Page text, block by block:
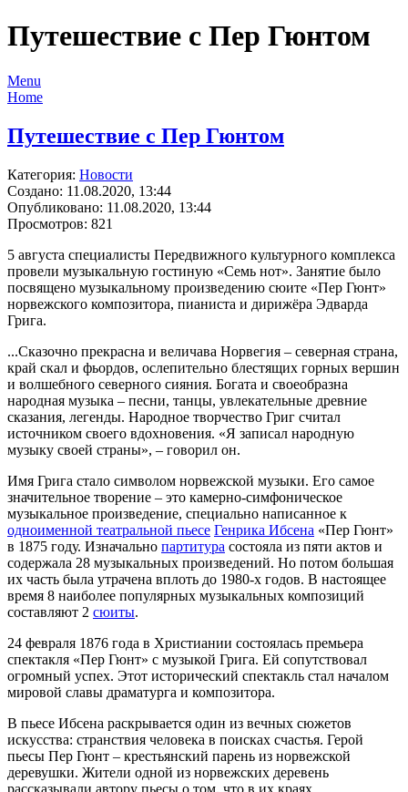
Путешествие с Пер Гюнтом
Menu
Home
Путешествие с Пер Гюнтом
Категория: Новости
Создано: 11.08.2020, 13:44
Опубликовано: 11.08.2020, 13:44
Просмотров: 821
5 августа специалисты Передвижного культурного комплекса
провели музыкальную гостиную «Семь нот». Занятие было
посвящено музыкальному произведению сюите «Пер Гюнт»
норвежского композитора, пианиста и дирижёра Эдварда
Грига.
...Сказочно прекрасна и величава Норвегия – северная страна,
край скал и фьордов, ослепительно блестящих горных вершин
и волшебного северного сияния. Богата и своеобразна
народная музыка – песни, танцы, увлекательные древние
сказания, легенды. Народное творчество Григ считал
источником своего вдохновения. «Я записал народную
музыку своей страны», – говорил он.
Имя Грига стало символом норвежской музыки. Его самое
значительное творение – это камерно-симфоническое
музыкальное произведение, специально написанное к
одноименной театральной пьесе Генрика Ибсена «Пер Гюнт»
в 1875 году. Изначально партитура состояла из пяти актов и
содержала 28 музыкальных произведений. Но потом большая
их часть была утрачена вплоть до 1980-х годов. В настоящее
время 8 наиболее популярных музыкальных композиций
составляют 2 сюиты.
24 февраля 1876 года в Христиании состоялась премьера
спектакля «Пер Гюнт» с музыкой Грига. Ей сопутствовал
огромный успех. Этот исторический спектакль стал началом
мировой славы драматурга и композитора.
В пьесе Ибсена раскрывается один из вечных сюжетов
искусства: странствия человека в поисках счастья. Герой
пьесы Пер Гюнт – крестьянский парень из норвежской
деревушки. Жители одной из норвежских деревень
рассказывали автору пьесы о том, что в их краях